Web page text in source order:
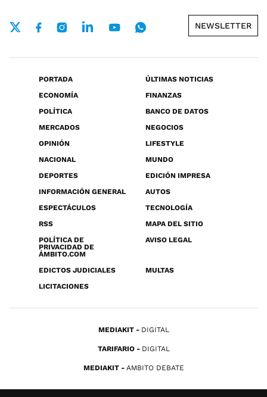
NEWSLETTER
PORTADA
ÚLTIMAS NOTICIAS
ECONOMÍA
FINANZAS
POLÍTICA
BANCO DE DATOS
MERCADOS
NEGOCIOS
OPINIÓN
LIFESTYLE
NACIONAL
MUNDO
DEPORTES
EDICIÓN IMPRESA
INFORMACIÓN GENERAL
AUTOS
ESPECTÁCULOS
TECNOLOGÍA
RSS
MAPA DEL SITIO
POLÍTICA DE
PRIVACIDAD DE
ÁMBITO.COM
AVISO LEGAL
EDICTOS JUDICIALES
MULTAS
LICITACIONES
MEDIAKIT DIGITAL
TARIFARIO DIGITAL
MEDIAKIT AMBITO DEBATE